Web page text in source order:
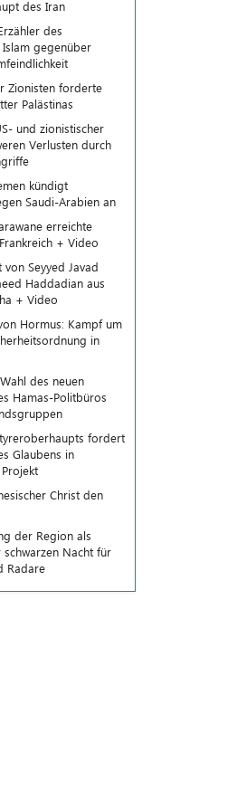
des Iran
des
gegenüber
Zionisten forderte
Palästinas
und zionistischer
Verlusten durch
kündigt
Saudi-Arabien an
erreichte
+ Video
Seyyed Javad
Haddadian aus
+ Video
Hormus: Kampf um
in
des neuen
Hamas-Politbüros
fordert
Glaubens in
Christ den
der Region als
Nacht für
Radare